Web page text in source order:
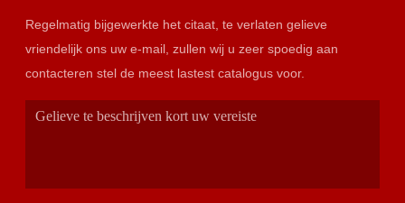
Regelmatig bijgewerkte het citaat, te verlaten gelieve
vriendelijk ons uw e-mail, zullen wij u zeer spoedig aan
contacteren stel de meest lastest catalogus voor.